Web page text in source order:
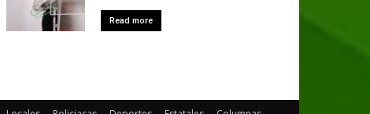
Read more